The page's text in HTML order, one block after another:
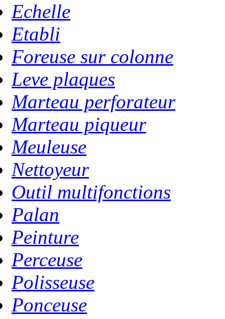
Echelle
Etabli
Foreuse sur colonne
Leve plaques
Marteau perforateur
Marteau piqueur
Meuleuse
Nettoyeur
Outil multifonctions
Palan
Peinture
Perceuse
Polisseuse
Ponceuse